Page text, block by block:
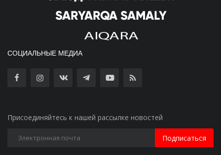
СОЦИАЛЬНЫЕ МЕДИА
Присоединяйтесь к нашей рассылке новостей
Подписаться